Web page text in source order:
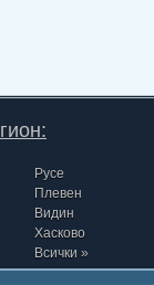
Русе
Плевен
Видин
Хасково
Всички »